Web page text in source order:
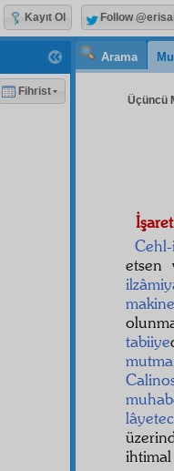
Arama
Üçüncü
İşaret
etsen
tabiiye
Fihrist
Kayıt Ol Follow